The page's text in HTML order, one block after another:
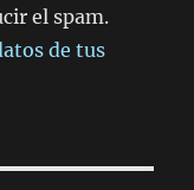
el spam.
de tus